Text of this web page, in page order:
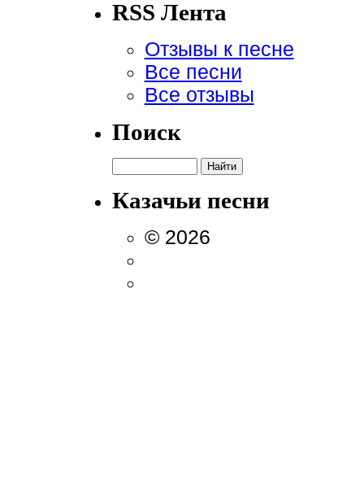
RSS Лента
Отзывы к песне
Все песни
Все отзывы
Поиск
Казачьи песни
© 2026